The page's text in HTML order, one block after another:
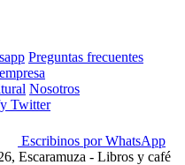
Preguntas frecuentes
Nosotros
Twitter
Escribinos por WhatsApp
Escaramuza - Libros y café